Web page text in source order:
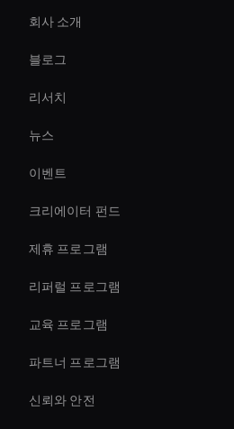
Ai Avatar Conferencing
Agentic Ai Avatar
conversational ai avatar
How To Create A Live Ai Avatar
AI 비디오 스태빌라이저 도구
3d Holographic Avatar
회사 소개
블로그
리서치
뉴스
이벤트
크리에이터 펀드
제휴 프로그램
리퍼럴 프로그램
교육 프로그램
파트너 프로그램
신뢰와 안전